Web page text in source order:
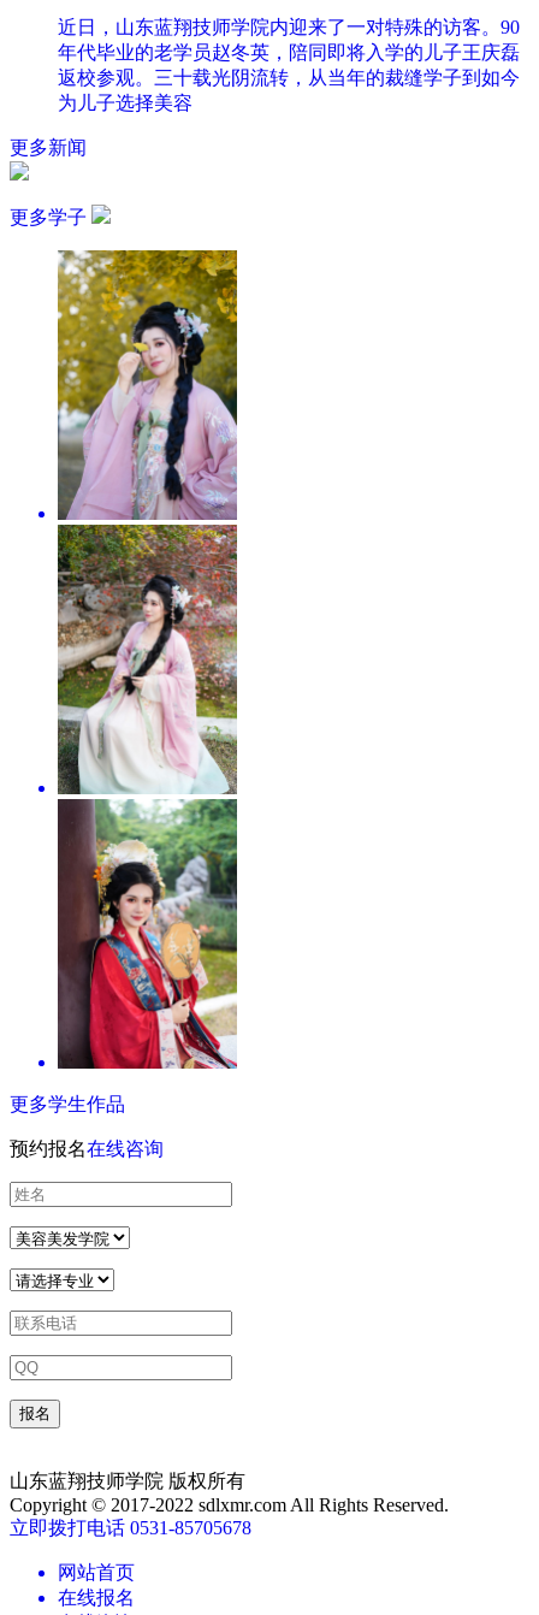
近日，山东蓝翔技师学院内迎来了一对特殊的访客。90
年代毕业的老学员赵冬英，陪同即将入学的儿子王庆磊
返校参观。三十载光阴流转，从当年的裁缝学子到如今
为儿子选择美容
更多新闻
更多学子
更多学生作品
预约报名在线咨询
山东蓝翔技师学院 版权所有
Copyright © 2017-2022 sdlxmr.com All Rights Reserved.
立即拨打电话 0531-85705678
网站首页
在线报名